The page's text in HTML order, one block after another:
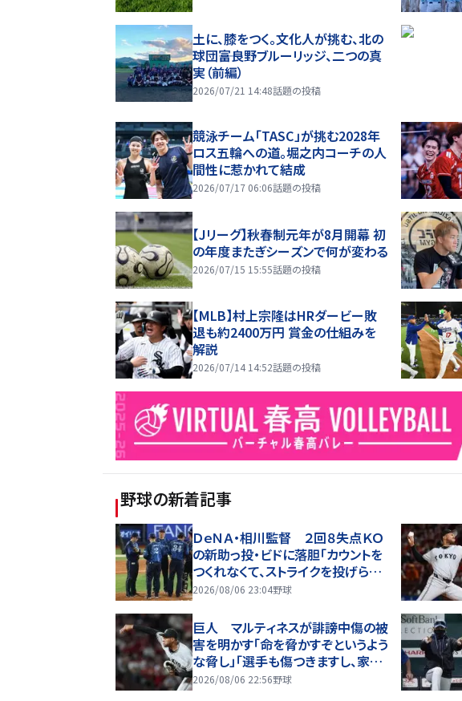
土に、膝をつく。文化人が挑む、北の
球団――富良野ブルーリッジ、二つの真
実（前編）
2026/07/21 14:48話題の投稿
競泳チーム「TASC」が挑む2028年
ロス五輪への道。堀之内コーチの人
間性に惹かれて結成
2026/07/17 06:06話題の投稿
【Jリーグ】秋春制元年が8月開幕 初
の年度またぎシーズンで何が変わる
2026/07/15 15:55話題の投稿
【MLB】村上宗隆はHRダービー敗
退も約2400万円 賞金の仕組みを
解説
2026/07/14 14:52話題の投稿
野球の新着記事
ＤｅＮＡ・相川監督 ２回８失点ＫＯ
の新助っ投・ビドに落胆「カウントを
つくれなくて、ストライクを投げられ
ない」２軍再調整を明言
2026/08/06 23:04野球
巨人 マルティネスが誹謗中傷の被
害を明かす「命を脅かすぞというよう
な脅し」「選手も傷つきますし、家族
は全く関係ない存在なので」
2026/08/06 22:56野球